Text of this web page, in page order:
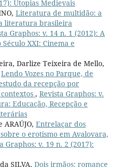
Utopias Medievais
Literatura de multidão: a
literatura brasileira
Graphos: v. 14 n. 1 (2012): A
XXI: Cinema e
Darlize Teixeira de Mello,
Lendo Vozes no Parque, de
da recepção por
, Revista Graphos: v.
Educação, Recepção e
Entrelaçar dos
o erotismo em Avalovara,
Graphos: v. 19 n. 2 (2017):
SILVA, Dois irmãos: romance